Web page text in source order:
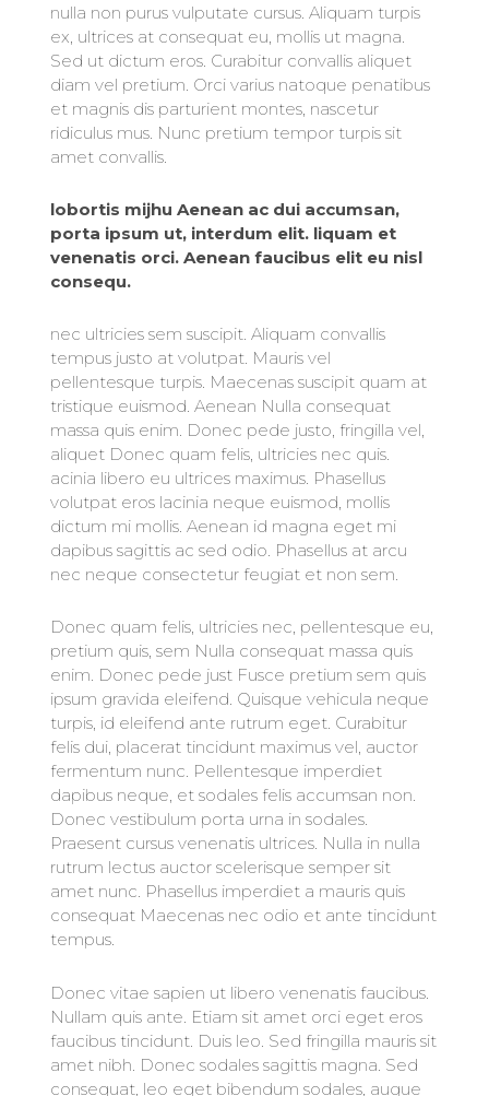
nulla non purus vulputate cursus. Aliquam turpis
ex, ultrices at consequat eu, mollis ut magna.
Sed ut dictum eros. Curabitur convallis aliquet
diam vel pretium. Orci varius natoque penatibus
et magnis dis parturient montes, nascetur
ridiculus mus. Nunc pretium tempor turpis sit
amet convallis.
lobortis mijhu Aenean ac dui accumsan,
porta ipsum ut, interdum elit. liquam et
venenatis orci. Aenean faucibus elit eu nisl
consequ.
nec ultricies sem suscipit. Aliquam convallis
tempus justo at volutpat. Mauris vel
pellentesque turpis. Maecenas suscipit quam at
tristique euismod. Aenean Nulla consequat
massa quis enim. Donec pede justo, fringilla vel,
aliquet Donec quam felis, ultricies nec quis.
acinia libero eu ultrices maximus. Phasellus
volutpat eros lacinia neque euismod, mollis
dictum mi mollis. Aenean id magna eget mi
dapibus sagittis ac sed odio. Phasellus at arcu
nec neque consectetur feugiat et non sem.
Donec quam felis, ultricies nec, pellentesque eu,
pretium quis, sem Nulla consequat massa quis
enim. Donec pede just Fusce pretium sem quis
ipsum gravida eleifend. Quisque vehicula neque
turpis, id eleifend ante rutrum eget. Curabitur
felis dui, placerat tincidunt maximus vel, auctor
fermentum nunc. Pellentesque imperdiet
dapibus neque, et sodales felis accumsan non.
Donec vestibulum porta urna in sodales.
Praesent cursus venenatis ultrices. Nulla in nulla
rutrum lectus auctor scelerisque semper sit
amet nunc. Phasellus imperdiet a mauris quis
consequat Maecenas nec odio et ante tincidunt
tempus.
Donec vitae sapien ut libero venenatis faucibus.
Nullam quis ante. Etiam sit amet orci eget eros
faucibus tincidunt. Duis leo. Sed fringilla mauris sit
amet nibh. Donec sodales sagittis magna. Sed
consequat, leo eget bibendum sodales, augue